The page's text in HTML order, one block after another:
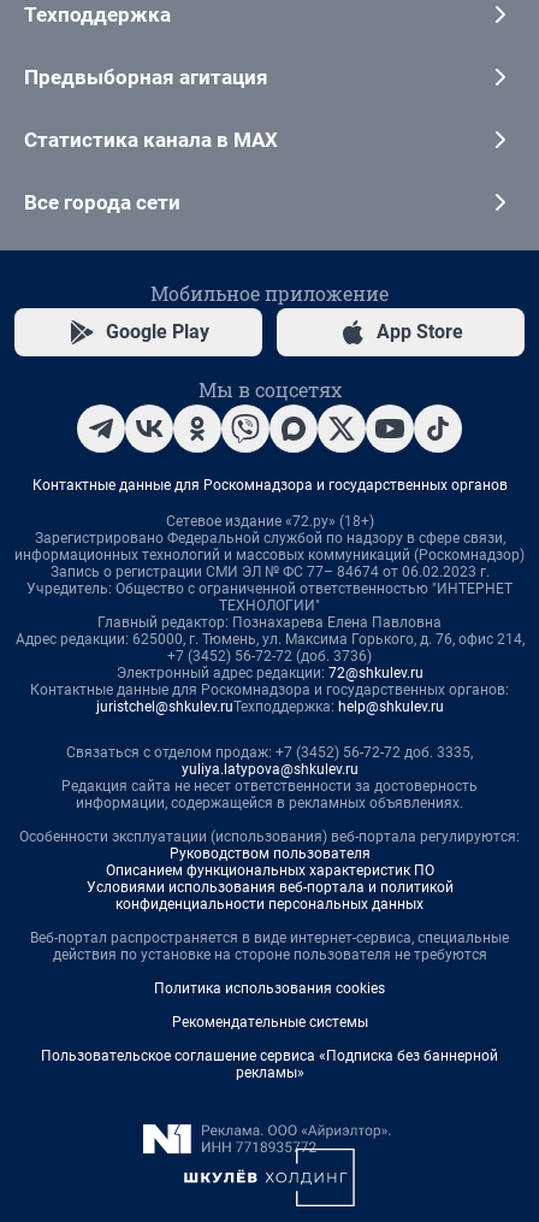
Техподдержка
Предвыборная агитация
Статистика канала в MAX
Все города сети
Мобильное приложение
Google Play App Store
Мы в соцсетях
Контактные данные для Роскомнадзора и государственных органов
Сетевое издание «72.ру» (18+)
Зарегистрировано Федеральной службой по надзору в сфере связи,
информационных технологий и массовых коммуникаций (Роскомнадзор)
Запись о регистрации СМИ ЭЛ № ФС 77– 84674 от 06.02.2023 г.
Учредитель: Общество с ограниченной ответственностью "ИНТЕРНЕТ
ТЕХНОЛОГИИ"
Главный редактор: Познахарева Елена Павловна
Адрес редакции: 625000, г. Тюмень, ул. Максима Горького, д. 76, офис 214,
+7 (3452) 56-72-72 (доб. 3736)
Электронный адрес редакции: 72@shkulev.ru
Контактные данные для Роскомнадзора и государственных органов:
juristchel@shkulev.ruТехподдержка: help@shkulev.ru
Связаться с отделом продаж: +7 (3452) 56-72-72 доб. 3335,
yuliya.latypova@shkulev.ru
Редакция сайта не несет ответственности за достоверность
информации, содержащейся в рекламных объявлениях.
Особенности эксплуатации (использования) веб-портала регулируются:
Руководством пользователя
Описанием функциональных характеристик ПО
Условиями использования веб-портала и политикой
конфиденциальности персональных данных
Веб-портал распространяется в виде интернет-сервиса, специальные
действия по установке на стороне пользователя не требуются
Политика использования cookies
Рекомендательные системы
Пользовательское соглашение сервиса «Подписка без баннерной
рекламы»